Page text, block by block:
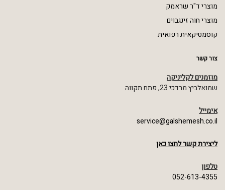
מוצרי ד"ר שראמק
מוצרי חוה זינגבוים
קוסמטיקאית רפואית
צור קשר
מוזמנים לקליניקה
שמואלביץ מרדכי 23, פתח תקווה
אימייל
service@galshemesh.co.il
ליצירת קשר לחצו כאן
טלפון
052-613-4355